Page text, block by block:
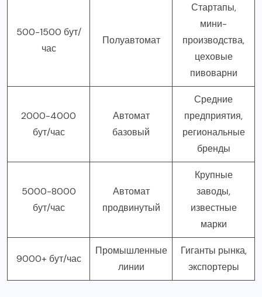
500-1500 бут/
час
Полуавтомат
Стартапы,
мини-
производства,
цеховые
пивоварни
2000-4000
бут/час
Автомат
базовый
Средние
предприятия,
региональные
бренды
5000-8000
бут/час
Автомат
продвинутый
Крупные
заводы,
известные
марки
9000+ бут/час
Промышленные
линии
Гиганты рынка,
экспортеры